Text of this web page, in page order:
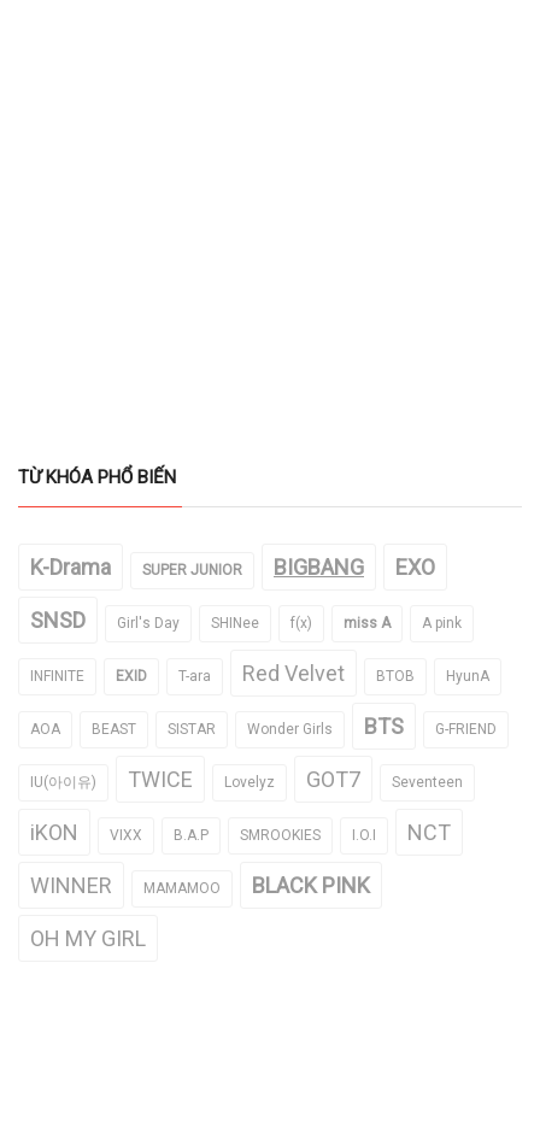
TỪ KHÓA PHỔ BIẾN
K-Drama SUPER JUNIOR BIGBANG EXO
SNSD Girl's Day SHINee f(x) miss A A pink
INFINITE EXID T-ara Red Velvet BTOB HyunA
AOA BEAST SISTAR Wonder Girls BTS G-FRIEND
IU(아이유) TWICE Lovelyz GOT7 Seventeen
iKON VIXX B.A.P SMROOKIES I.O.I NCT
WINNER MAMAMOO BLACK PINK
OH MY GIRL